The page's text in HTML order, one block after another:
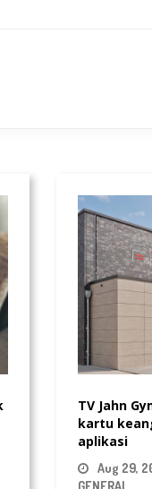
TV Jahn
kartu
aplikasi
Aug 29,
GENERAL